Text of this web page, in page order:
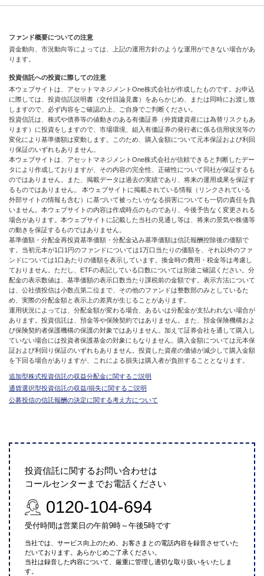
ファンド概要についての注意
資金動向、市況動向等によっては、上記の運用方針のような運用ができない場合があ
ります。
投資信託への投資に際しての注意
本ウェブサイトは、アセットマネジメントOne株式会社が作成したものです。お申込
に際しては、投資信託説明書（交付目論見書）をあらかじめ、または同時にお渡し致
しますので、必ず内容をご確認の上、ご自身でご判断ください。
投資信託は、株式や債券等の値動きのある有価証券（外貨建資産には為替リスクもあ
ります）に投資をしますので、市場環境、組入有価証券の発行者に係る信用状況等の
変化により基準価額は変動します。このため、購入金額について元本保証および利回
り保証のいずれもありません。
本ウェブサイトは、アセットマネジメントOne株式会社が信頼できると判断したデー
タにより作成しておりますが、その内容の完全性、正確性について同社が保証するも
のではありません。また、掲載データは過去の実績であり、将来の運用成果を保証す
るものではありません。 本ウェブサイトに掲載されている情報（リンクされている
外部サイトの情報も含む）に基づいて被ったいかなる損害についても一切の責任を負
いません。本ウェブサイトの内容は作成時点のものであり、今後予告なく変更される
場合があります。本ウェブサイトに記載した当社の見通し等は、将来の景気や株価等
の動きを保証するものではありません。
基準価額・分配金再投資基準価額・分配金込み基準価額は信託報酬控除後の価額で
す。当初元本が1口1円のファンドについては1万口当たりの価額を、それ以外のファ
ンドについては1口あたりの価額を表示しています。換金時の費用・税金等は考慮し
ておりません。ただし、ETFの表記している口数については別途ご確認ください。分
配金の表示数値は、基準価額の表示口数当たり課税前の金額です。表示方法について
は、公社債投信は小数点第二位まで、その他のファンドは整数部のみとしているた
め、実際の分配金額と表示上の差異が生じることがあります。
運用状況によっては、分配金額が変わる場合、あるいは分配金が支払われない場合が
あります。投資信託は、預金等や保険契約ではありません。また、預金保険機構およ
び保険契約者保護機構の保護の対象ではありません。加えて証券会社を通して購入し
ていない場合には投資者保護基金の対象にもなりません。購入金額については元本保
証および利回り保証のいずれもありません。投資した資産の価値が減少して購入金額
を下回る場合がありますが、これによる損失は購入者が負担することとなります。
追加型株式投資信託の収益分配金に関するご説明
通貨選択型投資信託の収益/損失に関するご説明
公募投信の信託報酬の決定に関する考え方について
投資信託に関するお問い合わせは
コールセンターまでお電話ください
0120-104-694
受付時間は営業日の午前9時～午後5時です
当社では、サービス向上のため、お客さまとの電話内容を録音させていた
だいております。あらかじめご了承ください。
当社は録音した内容について、厳重に管理し適切な取り扱いをいたしま
す。